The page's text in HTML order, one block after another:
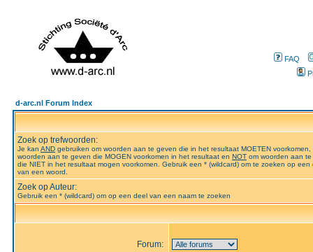
FAQ
d-arc.nl Forum Index
Zoek op trefwoorden:
Je kan AND gebruiken om woorden aan te geven die in het resultaat MOETEN voorkomen,
woorden aan te geven die MOGEN voorkomen in het resultaat en NOT om woorden aan
die NIET in het resultaat mogen voorkomen. Gebruik een * (wildcard) om te zoeken op een
van een woord.
Zoek op Auteur:
Gebruik een * (wildcard) om op een deel van een naam te zoeken
Forum: